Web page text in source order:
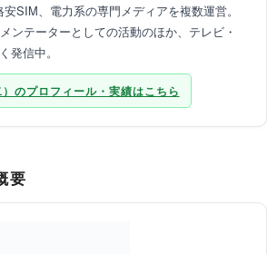
SIM、電力系の専門メディアを複数運営。
ンテーターとしての活動のほか、テレビ・
発信中。
のプロフィール・実績はこちら
要